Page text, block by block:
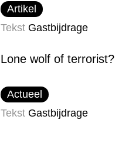
Artikel
Tekst Gastbijdrage
Lone wolf of terrorist?
Actueel
Tekst Gastbijdrage